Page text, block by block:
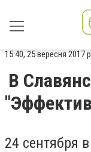
15:40, 25 вересня 2017
В
24 сентября